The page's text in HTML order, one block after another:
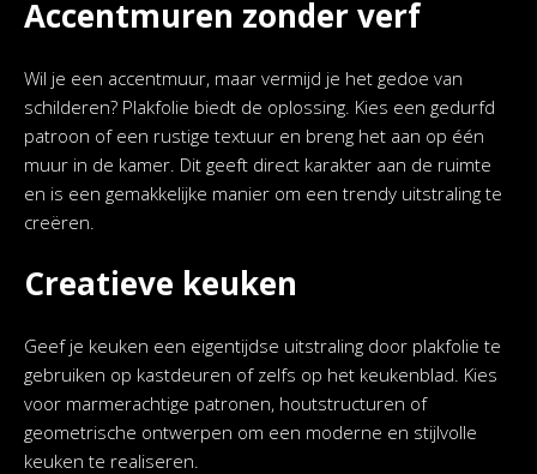
Accentmuren zonder verf
Wil je een accentmuur, maar vermijd je het gedoe van
schilderen? Plakfolie biedt de oplossing. Kies een gedurfd
patroon of een rustige textuur en breng het aan op één
muur in de kamer. Dit geeft direct karakter aan de ruimte
en is een gemakkelijke manier om een trendy uitstraling te
creëren.
Creatieve keuken
Geef je keuken een eigentijdse uitstraling door plakfolie te
gebruiken op kastdeuren of zelfs op het keukenblad. Kies
voor marmerachtige patronen, houtstructuren of
geometrische ontwerpen om een moderne en stijlvolle
keuken te realiseren.